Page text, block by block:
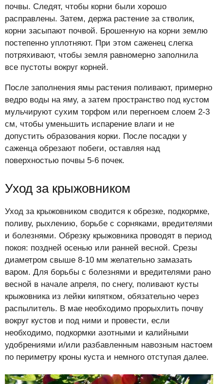
почвы. Следят, чтобы корни были хорошо
расправлены. Затем, держа растение за стволик,
корни засыпают почвой. Брошенную на корни землю
постепенно уплотняют. При этом саженец слегка
потряхивают, чтобы земля равномерно заполнила
все пустоты вокруг корней.
После заполнения ямы растения поливают, примерно
ведро воды на яму, а затем пространство под кустом
мульчируют сухим торфом или перегноем слоем 2-3
см, чтобы уменьшить испарение влаги и не
допустить образования корки. После посадки у
саженца обрезают побеги, оставляя над
поверхностью почвы 5-6 почек.
Уход за крыжовником
Уход за крыжовником сводится к обрезке, подкормке,
поливу, рыхлению, борьбе с сорняками, вредителями
и болезнями. Обрезку крыжовника проводят в период
покоя: поздней осенью или ранней весной. Срезы
диаметром свыше 8-10 мм желательно замазать
варом. Для борьбы с болезнями и вредителями рано
весной в начале апреля, по снегу, поливают кусты
крыжовника из лейки кипятком, обязательно через
распылитель. В мае необходимо прорыхлить почву
вокруг кустов и под ними и провести, если
необходимо, подкормки азотными и калийными
удобрениями и/или разбавленным навозным настоем
по периметру кроны куста и немного отступая далее.